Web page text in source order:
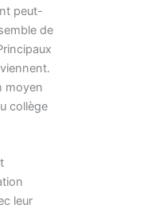
peut-
de
moyen
collège
leur